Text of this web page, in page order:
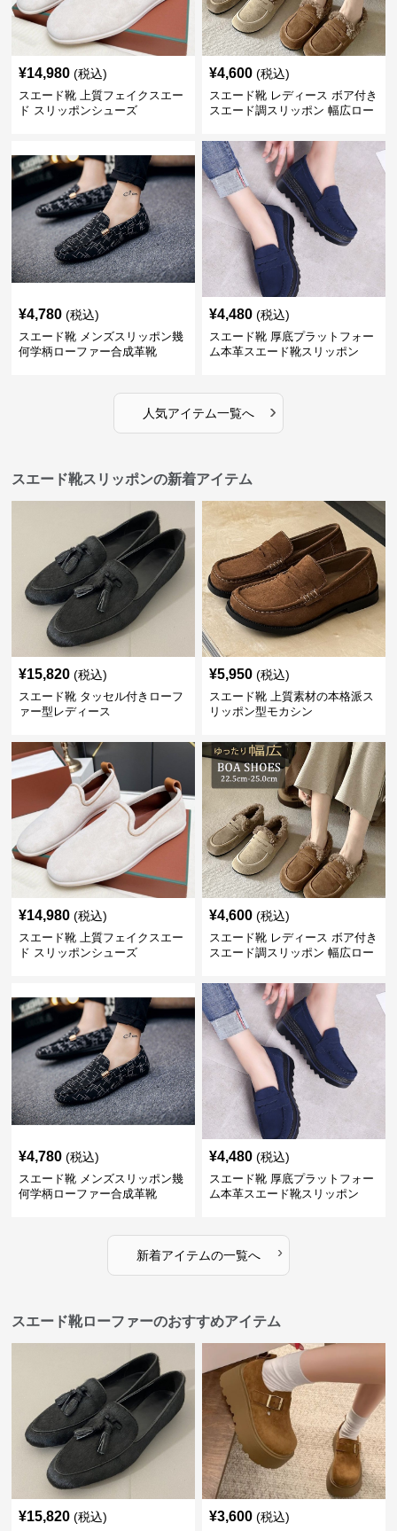
¥14,980 (税込)
スエード靴 上質フェイクスエー
ド スリッポンシューズ
¥4,600 (税込)
スエード靴 レディース ボア付き
スエード調スリッポン 幅広ロー
¥4,780 (税込)
スエード靴 メンズスリッポン幾
何学柄ローファー合成革靴
¥4,480 (税込)
スエード靴 厚底プラットフォー
ム本革スエード靴スリッポン
人気アイテム一覧へ ›
スエード靴スリッポンの新着アイテム
¥15,820 (税込)
スエード靴 タッセル付きローフ
ァー型レディース
¥5,950 (税込)
スエード靴 上質素材の本格派ス
リッポン型モカシン
¥14,980 (税込)
スエード靴 上質フェイクスエー
ド スリッポンシューズ
¥4,600 (税込)
スエード靴 レディース ボア付き
スエード調スリッポン 幅広ロー
¥4,780 (税込)
スエード靴 メンズスリッポン幾
何学柄ローファー合成革靴
¥4,480 (税込)
スエード靴 厚底プラットフォー
ム本革スエード靴スリッポン
新着アイテムの一覧へ ›
スエード靴ローファーのおすすめアイテム
¥15,820 (税込) ¥3,600 (税込)